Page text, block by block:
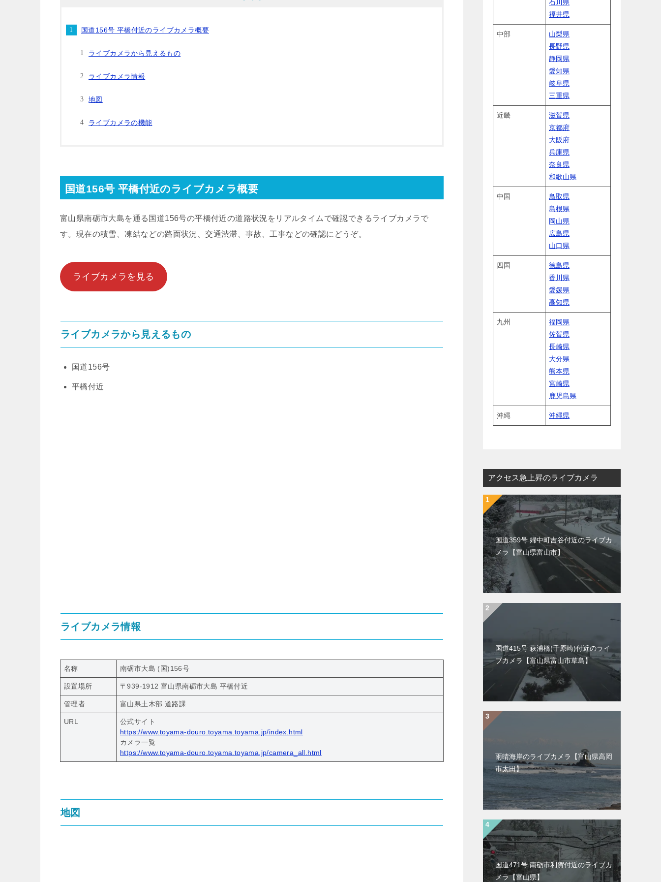
国道156号 平橋付近のライブカメラ概要
ライブカメラから見えるもの
ライブカメラ情報
地図
ライブカメラの機能
国道156号 平橋付近のライブカメラ概要
富山県南砺市大島を通る国道156号の平橋付近の道路状況をリアルタイムで確認できるライブカメラで
す。現在の積雪、凍結などの路面状況、交通渋滞、事故、工事などの確認にどうぞ。
ライブカメラを見る
ライブカメラから見えるもの
国道156号
平橋付近
ライブカメラ情報
名称 南砺市大島 (国)156号
設置場所 〒939-1912 富山県南砺市大島 平橋付近
管理者 富山県土木部 道路課
URL
公式サイト
https://www.toyama-douro.toyama.toyama.jp/index.html
カメラ一覧
https://www.toyama-douro.toyama.toyama.jp/camera_all.html
地図
石川県
福井県
中部
山梨県
長野県
静岡県
愛知県
岐阜県
三重県
近畿
滋賀県
京都府
大阪府
兵庫県
奈良県
和歌山県
中国
鳥取県
島根県
岡山県
広島県
山口県
四国
徳島県
香川県
愛媛県
高知県
九州
福岡県
佐賀県
長崎県
大分県
熊本県
宮崎県
鹿児島県
沖縄 沖縄県
アクセス急上昇のライブカメラ
国道359号 婦中町吉谷付近のライブカ
メラ【富山県富山市】
国道415号 萩浦橋(千原崎)付近のライ
ブカメラ【富山県富山市草島】
雨晴海岸のライブカメラ【富山県高岡
市太田】
国道471号 南砺市利賀付近のライブカ
メラ【富山県】